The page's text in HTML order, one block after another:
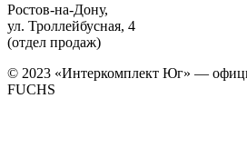
Ростов-на-Дону,
ул. Троллейбусная, 4
(отдел продаж)
© 2023 «Интеркомплект Юг» —
FUCHS